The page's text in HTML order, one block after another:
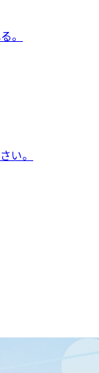
。
い。